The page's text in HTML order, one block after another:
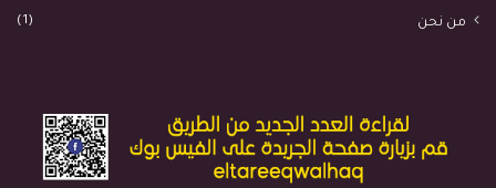
من نحن (1)